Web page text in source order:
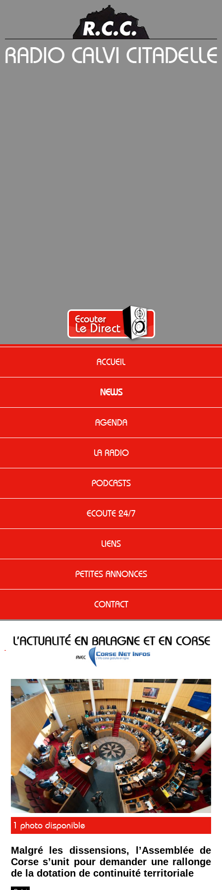
ACCUEIL
NEWS
AGENDA
LA RADIO
PODCASTS
ECOUTE 24/7
LIENS
PETITES ANNONCES
CONTACT
1 photo disponible
Malgré les dissensions, l’Assemblée de
Corse s’unit pour demander une rallonge
de la dotation de continuité territoriale